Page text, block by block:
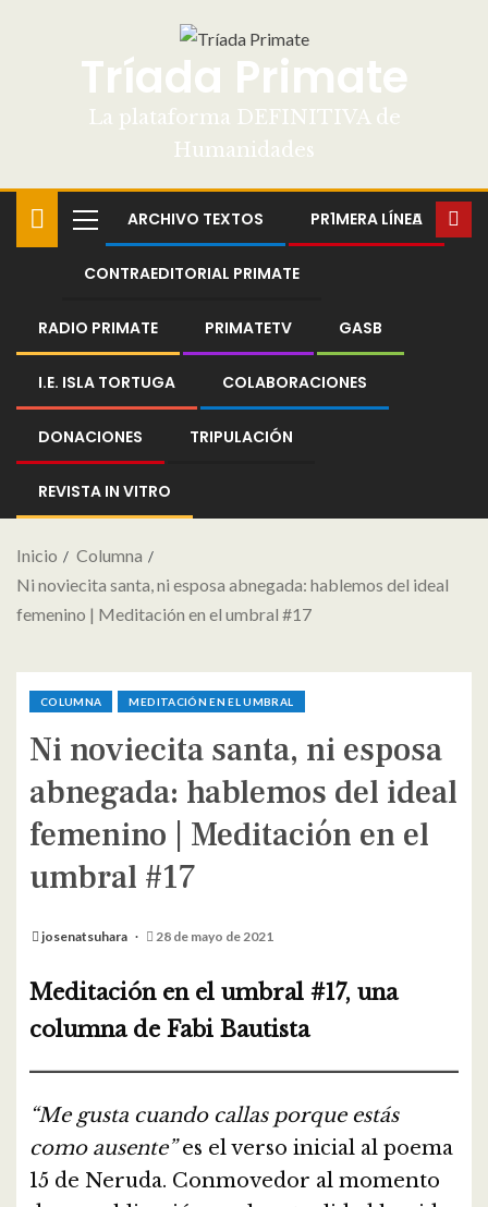
Tríada Primate
La plataforma DEFINITIVA de
Humanidades
ARCHIVO TEXTOS PR1MERA LÍNEA
CONTRAEDITORIAL PRIMATE
RADIO PRIMATE PRIMATETV GASB
I.E. ISLA TORTUGA COLABORACIONES
DONACIONES TRIPULACIÓN
REVISTA IN VITRO
Inicio
Columna
Ni noviecita santa, ni esposa abnegada: hablemos del ideal
femenino | Meditación en el umbral #17
COLUMNA MEDITACIÓN EN EL UMBRAL
Ni noviecita santa, ni esposa
abnegada: hablemos del ideal
femenino | Meditación en el
umbral #17
josenatsuhara 28 de mayo de 2021
Meditación en el umbral #17, una
columna de Fabi Bautista
“Me gusta cuando callas porque estás
como ausente”es el verso inicial al poema
15 de Neruda. Conmovedor al momento